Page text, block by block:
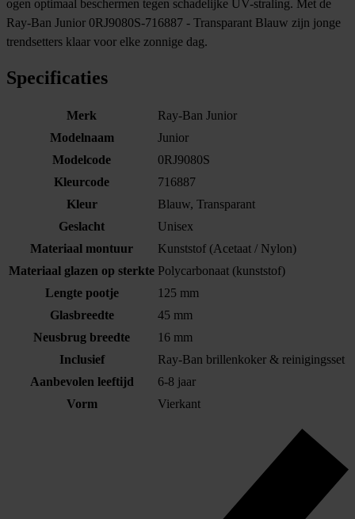
ogen optimaal beschermen tegen schadelijke UV-straling. Met de
Ray-Ban Junior 0RJ9080S-716887 - Transparant Blauw zijn jonge
trendsetters klaar voor elke zonnige dag.
Specificaties
Merk
Ray-Ban Junior
Modelnaam
Junior
Modelcode
0RJ9080S
Kleurcode
716887
Kleur
Blauw, Transparant
Geslacht
Unisex
Materiaal montuur
Kunststof (Acetaat / Nylon)
Materiaal glazen op sterkte Polycarbonaat (kunststof)
Lengte pootje
125 mm
Glasbreedte
45 mm
Neusbrug breedte
16 mm
Inclusief
Ray-Ban brillenkoker & reinigingsset
Aanbevolen leeftijd
6-8 jaar
Vorm
Vierkant